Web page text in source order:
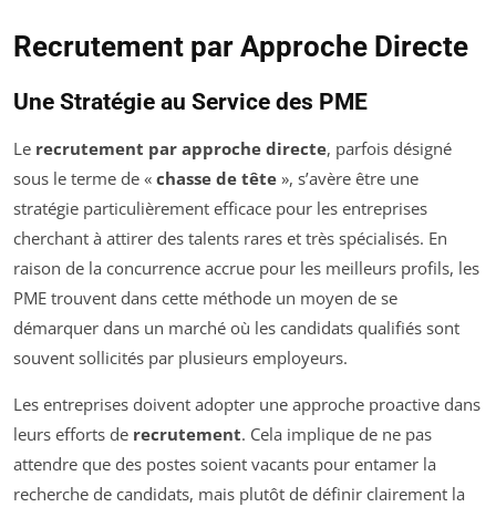
Recrutement par Approche Directe
Une Stratégie au Service des PME
Le recrutement par approche directe, parfois désigné
sous le terme de « chasse de tête », s’avère être une
stratégie particulièrement efficace pour les entreprises
cherchant à attirer des talents rares et très spécialisés. En
raison de la concurrence accrue pour les meilleurs profils, les
PME trouvent dans cette méthode un moyen de se
démarquer dans un marché où les candidats qualifiés sont
souvent sollicités par plusieurs employeurs.
Les entreprises doivent adopter une approche proactive dans
leurs efforts de recrutement. Cela implique de ne pas
attendre que des postes soient vacants pour entamer la
recherche de candidats, mais plutôt de définir clairement la